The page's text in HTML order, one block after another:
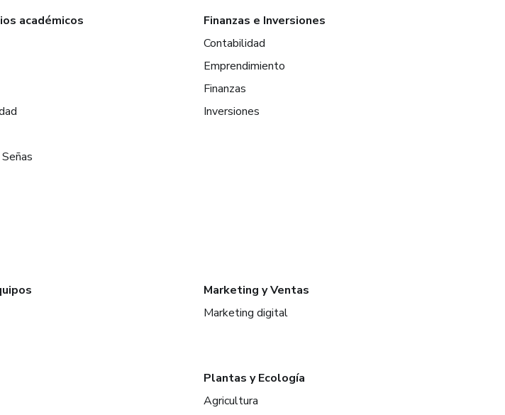
académicos
Finanzas e Inversiones
Contabilidad
Emprendimiento
Finanzas
Inversiones
Marketing y Ventas
Marketing digital
Plantas y Ecología
Agricultura